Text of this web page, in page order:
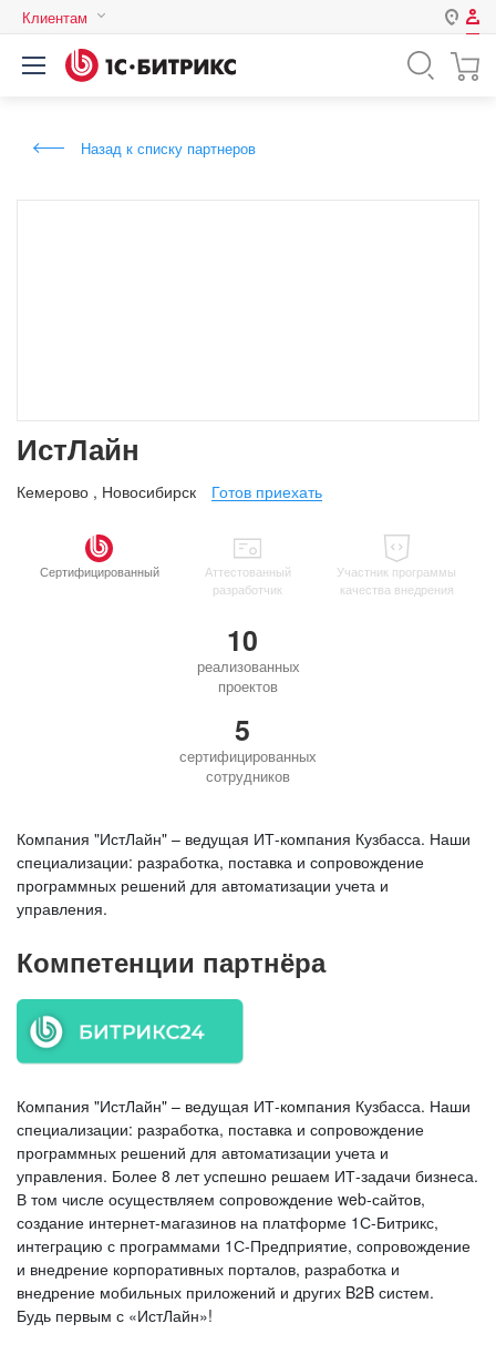
Клиентам
Авторизация
Назад к списку партнеров
ИстЛайн
Кемерово , Новосибирск Готов приехать
Сертифицированный
Аттестованный
разработчик
Участник программы
качества внедрения
10
реализованных
проектов
5
сертифицированных
сотрудников
Компания "ИстЛайн" – ведущая ИТ-компания Кузбасса. Наши
специализации: разработка, поставка и сопровождение
программных решений для автоматизации учета и
управления.
Компетенции партнёра
Компания "ИстЛайн" – ведущая ИТ-компания Кузбасса. Наши
специализации: разработка, поставка и сопровождение
программных решений для автоматизации учета и
управления. Более 8 лет успешно решаем ИТ-задачи бизнеса.
В том числе осуществляем сопровождение web-сайтов,
создание интернет-магазинов на платформе 1С-Битрикс,
интеграцию с программами 1С-Предприятие, сопровождение
и внедрение корпоративных порталов, разработка и
внедрение мобильных приложений и других B2B систем.
Будь первым с «ИстЛайн»!